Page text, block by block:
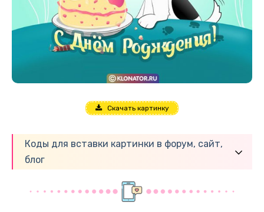
Скачать картинку
Коды для вставки картинки в форум, сайт,
блог